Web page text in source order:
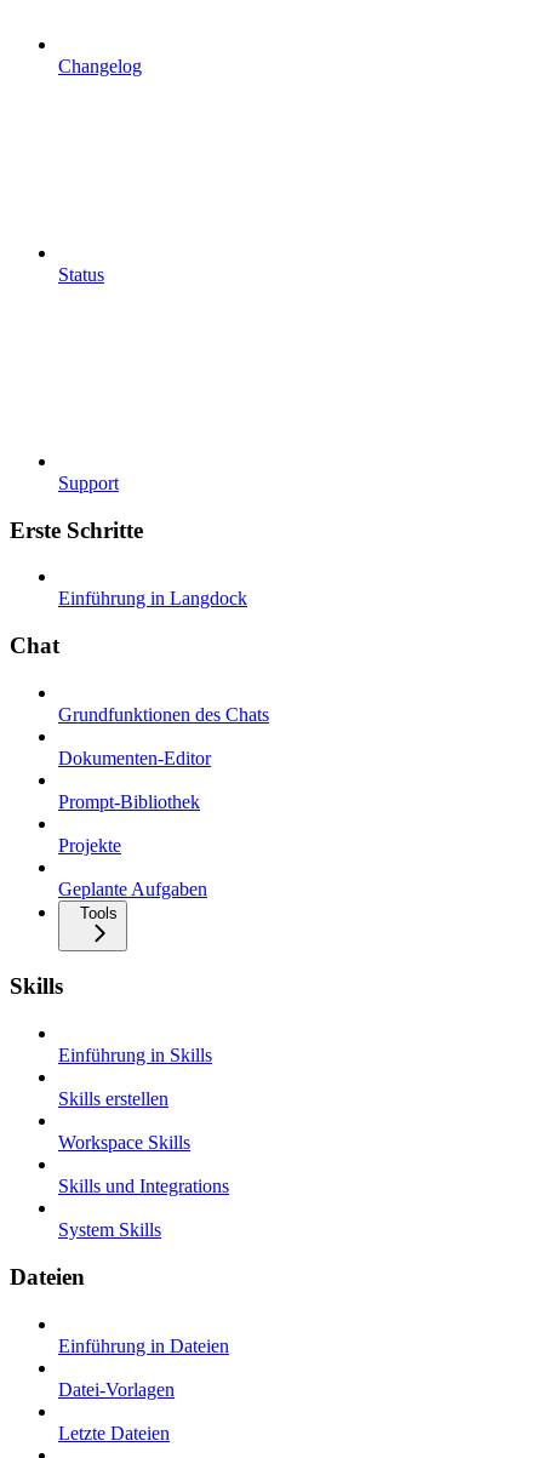
Changelog
Status
Support
Erste Schritte
Einführung in Langdock
Chat
Grundfunktionen des Chats
Dokumenten-Editor
Prompt-Bibliothek
Projekte
Geplante Aufgaben
Tools
Skills
Einführung in Skills
Skills erstellen
Workspace Skills
Skills und Integrations
System Skills
Dateien
Einführung in Dateien
Datei-Vorlagen
Letzte Dateien